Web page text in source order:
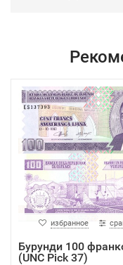
избранное
Бурунди 100
(UNC Pick 37)